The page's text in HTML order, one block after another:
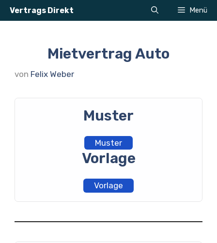
Zum
Vertrags Direkt Menü
Mietvertrag Auto
von Felix Weber
Muster
Muster
Vorlage
Vorlage